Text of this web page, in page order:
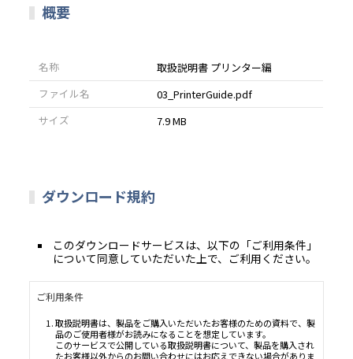
概要
名称
取扱説明書 プリンター編
ファイル名
03_PrinterGuide.pdf
サイズ
7.9 MB
ダウンロード規約
このダウンロードサービスは、以下の「ご利用条件」
について同意していただいた上で、ご利用ください。